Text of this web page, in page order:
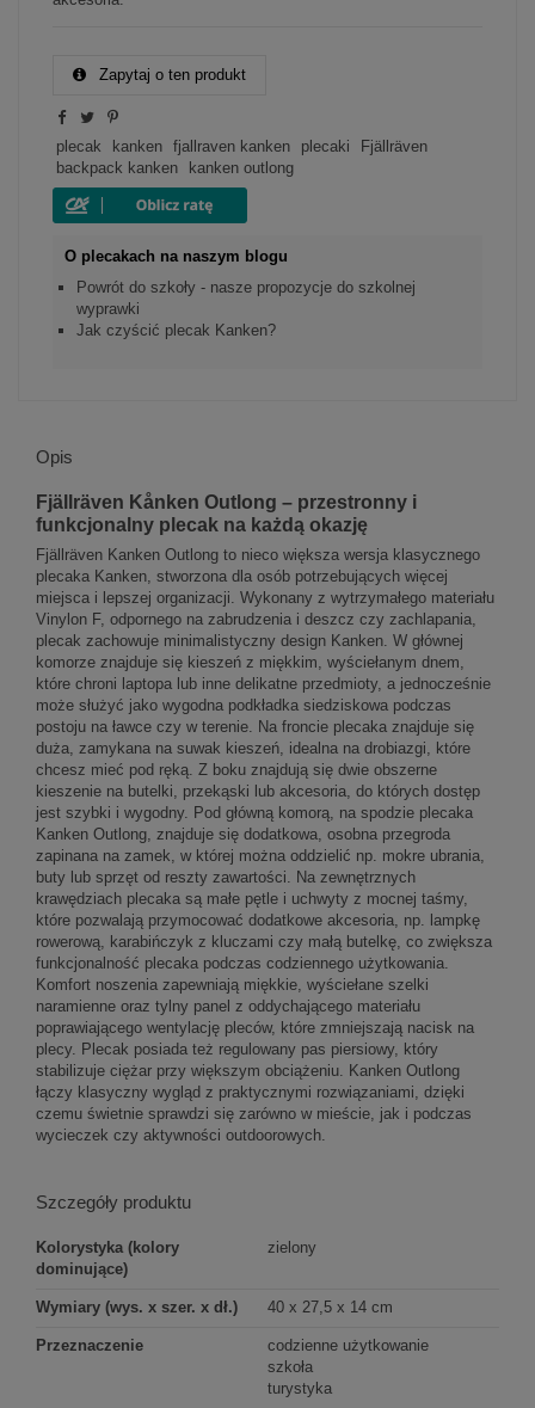
Zapytaj o ten produkt
plecak kanken fjallraven kanken plecaki
Fjällräven
backpack kanken
kanken outlong
O plecakach na naszym blogu
Powrót do szkoły - nasze propozycje do szkolnej
wyprawki
Jak czyścić plecak Kanken?
Opis
Fjällräven Kånken Outlong – przestronny i
funkcjonalny plecak na każdą okazję
Fjällräven Kanken Outlong to nieco większa wersja klasycznego
plecaka Kanken, stworzona dla osób potrzebujących więcej
miejsca i lepszej organizacji. Wykonany z wytrzymałego materiału
Vinylon F, odpornego na zabrudzenia i deszcz czy zachlapania,
plecak zachowuje minimalistyczny design Kanken. W głównej
komorze znajduje się kieszeń z miękkim, wyściełanym dnem,
które chroni laptopa lub inne delikatne przedmioty, a jednocześnie
może służyć jako wygodna podkładka siedziskowa podczas
postoju na ławce czy w terenie. Na froncie plecaka znajduje się
duża, zamykana na suwak kieszeń, idealna na drobiazgi, które
chcesz mieć pod ręką. Z boku znajdują się dwie obszerne
kieszenie na butelki, przekąski lub akcesoria, do których dostęp
jest szybki i wygodny. Pod główną komorą, na spodzie plecaka
Kanken Outlong, znajduje się dodatkowa, osobna przegroda
zapinana na zamek, w której można oddzielić np. mokre ubrania,
buty lub sprzęt od reszty zawartości. Na zewnętrznych
krawędziach plecaka są małe pętle i uchwyty z mocnej taśmy,
które pozwalają przymocować dodatkowe akcesoria, np. lampkę
rowerową, karabińczyk z kluczami czy małą butelkę, co zwiększa
funkcjonalność plecaka podczas codziennego użytkowania.
Komfort noszenia zapewniają miękkie, wyściełane szelki
naramienne oraz tylny panel z oddychającego materiału
poprawiającego wentylację pleców, które zmniejszają nacisk na
plecy. Plecak posiada też regulowany pas piersiowy, który
stabilizuje ciężar przy większym obciążeniu. Kanken Outlong
łączy klasyczny wygląd z praktycznymi rozwiązaniami, dzięki
czemu świetnie sprawdzi się zarówno w mieście, jak i podczas
wycieczek czy aktywności outdoorowych.
Szczegóły produktu
Kolorystyka (kolory
dominujące)
zielony
Wymiary (wys. x szer. x dł.) 40 x 27,5 x 14 cm
Przeznaczenie
codzienne użytkowanie
szkoła
turystyka